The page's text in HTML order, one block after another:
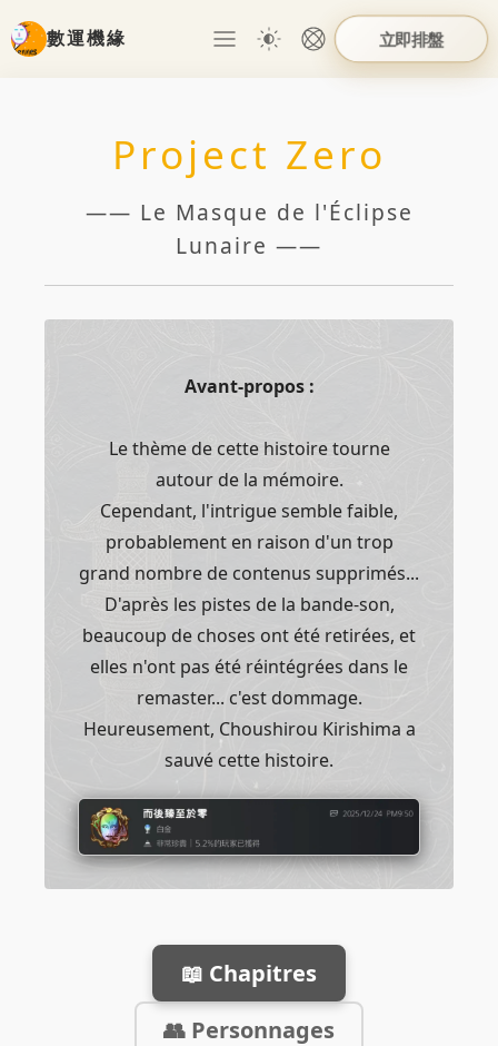
數運機緣 立即排盤
Project Zero
—— Le Masque de l'Éclipse
Lunaire ——
Avant-propos :
Le thème de cette histoire tourne
autour de la mémoire.
Cependant, l'intrigue semble faible,
probablement en raison d'un trop
grand nombre de contenus supprimés...
D'après les pistes de la bande-son,
beaucoup de choses ont été retirées, et
elles n'ont pas été réintégrées dans le
remaster... c'est dommage.
Heureusement, Choushirou Kirishima a
sauvé cette histoire.
📖 Chapitres
👥 Personnages